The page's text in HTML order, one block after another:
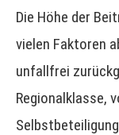
Die Höhe der
vielen Faktoren
unfallfrei
Regionalklasse,